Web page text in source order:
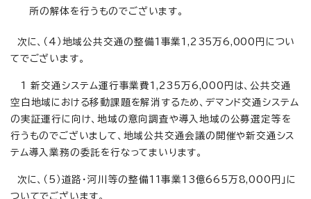
所の解体を行うものでございます。
次に、（4）地域公共交通の整備1事業1,235万6,000円につい
てでございます。
1 新交通システム運行事業費1,235万6,000円は、公共交通
空白地域における移動課題を解消するため、デマンド交通システム
の実証運行に向け、地域の意向調査や導入地域の公募選定等を
行うものでございまして、地域公共交通会議の開催や新交通シス
テム導入業務の委託を行なってまいります。
次に、（5）道路・河川等の整備11事業13億665万8,000円」に
ついてでございます。